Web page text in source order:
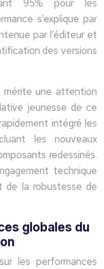
95% pour les
s’explique par
par l’éditeur et
des versions
mérite une attention
jeunesse de ce
intégré les
les nouveaux
redessinés.
technique
de la robustesse de
globales du
les performances